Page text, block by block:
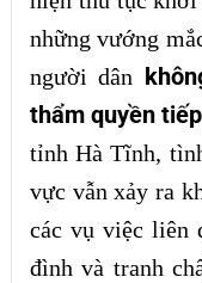
những vướng
người dân
thẩm quyền
tỉnh Hà Tĩnh,
vực vẫn xảy ra
các vụ việc liên
đình và tranh